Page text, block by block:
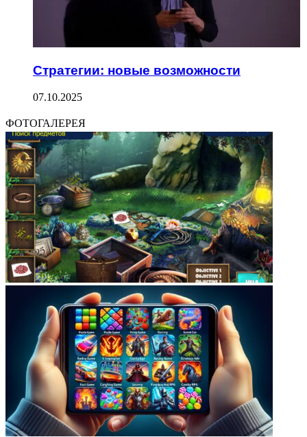
Стратегии: новые возможности
07.10.2025
ФОТОГАЛЕРЕЯ